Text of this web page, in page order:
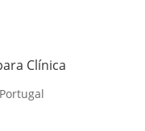
Clínica